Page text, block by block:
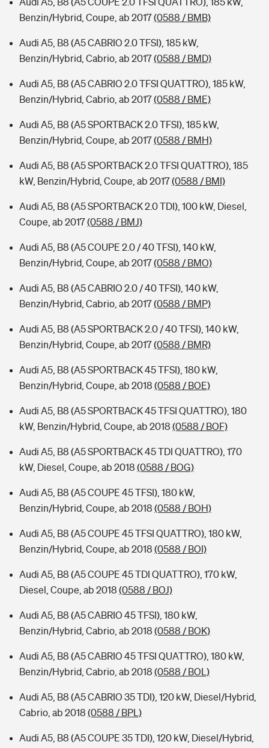
Benzin/Hybrid, Coupe, ab 2017(0588 / BMB)
Audi A5, B8 (A5 CABRIO 2.0 TFSI), 185 kW,
Benzin/Hybrid, Cabrio, ab 2017(0588 / BMD)
Audi A5, B8 (A5 CABRIO 2.0 TFSI QUATTRO), 185 kW,
Benzin/Hybrid, Cabrio, ab 2017(0588 / BME)
Audi A5, B8 (A5 SPORTBACK 2.0 TFSI), 185 kW,
Benzin/Hybrid, Coupe, ab 2017(0588 / BMH)
Audi A5, B8 (A5 SPORTBACK 2.0 TFSI QUATTRO), 185
kW, Benzin/Hybrid, Coupe, ab 2017(0588 / BMI)
Audi A5, B8 (A5 SPORTBACK 2.0 TDI), 100 kW, Diesel,
Coupe, ab 2017(0588 / BMJ)
Audi A5, B8 (A5 COUPE 2.0 / 40 TFSI), 140 kW,
Benzin/Hybrid, Coupe, ab 2017(0588 / BMO)
Audi A5, B8 (A5 CABRIO 2.0 / 40 TFSI), 140 kW,
Benzin/Hybrid, Cabrio, ab 2017(0588 / BMP)
Audi A5, B8 (A5 SPORTBACK 2.0 / 40 TFSI), 140 kW,
Benzin/Hybrid, Coupe, ab 2017(0588 / BMR)
Audi A5, B8 (A5 SPORTBACK 45 TFSI), 180 kW,
Benzin/Hybrid, Coupe, ab 2018 (0588 / BOE)
Audi A5, B8 (A5 SPORTBACK 45 TFSI QUATTRO), 180
kW, Benzin/Hybrid, Coupe, ab 2018 (0588 / BOF)
Audi A5, B8 (A5 SPORTBACK 45 TDI QUATTRO), 170
kW, Diesel, Coupe, ab 2018 (0588 / BOG)
Audi A5, B8 (A5 COUPE 45 TFSI), 180 kW,
Benzin/Hybrid, Coupe, ab 2018 (0588 / BOH)
Audi A5, B8 (A5 COUPE 45 TFSI QUATTRO), 180 kW,
Benzin/Hybrid, Coupe, ab 2018 (0588 / BOI)
Audi A5, B8 (A5 COUPE 45 TDI QUATTRO), 170 kW,
Diesel, Coupe, ab 2018 (0588 / BOJ)
Audi A5, B8 (A5 CABRIO 45 TFSI), 180 kW,
Benzin/Hybrid, Cabrio, ab 2018 (0588 / BOK)
Audi A5, B8 (A5 CABRIO 45 TFSI QUATTRO), 180 kW,
Benzin/Hybrid, Cabrio, ab 2018 (0588 / BOL)
Audi A5, B8 (A5 CABRIO 35 TDI), 120 kW, Diesel/Hybrid,
Cabrio, ab 2018 (0588 / BPL)
Audi A5, B8 (A5 COUPE 35 TDI), 120 kW, Diesel/Hybrid,